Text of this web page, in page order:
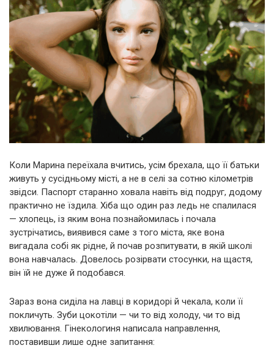
Коли Марина переїхала вчитись, усім брехала, що її батьки
живуть у сусідньому місті, а не в селі за сотню кілометрів
звідси. Паспорт старанно ховала навіть від подруг, додому
практично не їздила. Хіба що один раз ледь не спалилася
— хлопець, із яким вона познайомилась і почала
зустрічатись, виявився саме з того міста, яке вона
вигадала собі як рідне, й почав розпитувати, в якій школі
вона навчалась. Довелось розірвати стосунки, на щастя,
він їй не дуже й подобався.
Зараз вона сиділа на лавці в коридорі й чекала, коли її
покличуть. Зуби цокотіли — чи то від холоду, чи то від
хвилювання. Гінекологиня написала направлення,
поставивши лише одне запитання: